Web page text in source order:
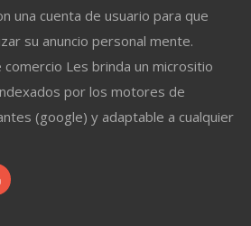
una cuenta de usuario para que
su anuncio personal mente.
Les brinda un micrositio
por los motores de
(google) y adaptable a cualquier